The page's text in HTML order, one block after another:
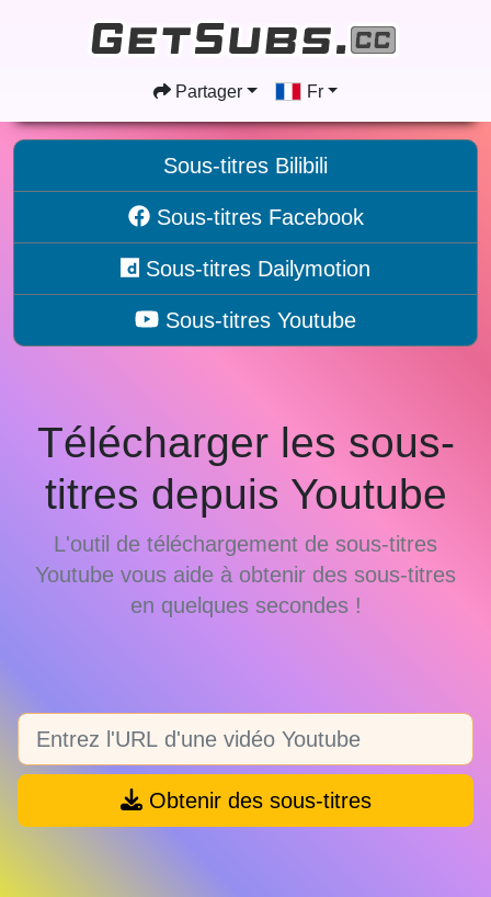
Partager Fr
Sous-titres Bilibili
Sous-titres Facebook
Sous-titres Dailymotion
Sous-titres Youtube
Télécharger les sous-
titres depuis Youtube
L'outil de téléchargement de sous-titres
Youtube vous aide à obtenir des sous-titres
en quelques secondes !
Obtenir des sous-titres